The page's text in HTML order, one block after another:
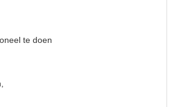
te doen